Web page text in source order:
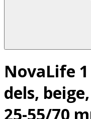
NovaLife
dels,
25-55/70